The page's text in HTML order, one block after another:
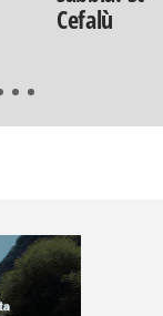
Cefalù